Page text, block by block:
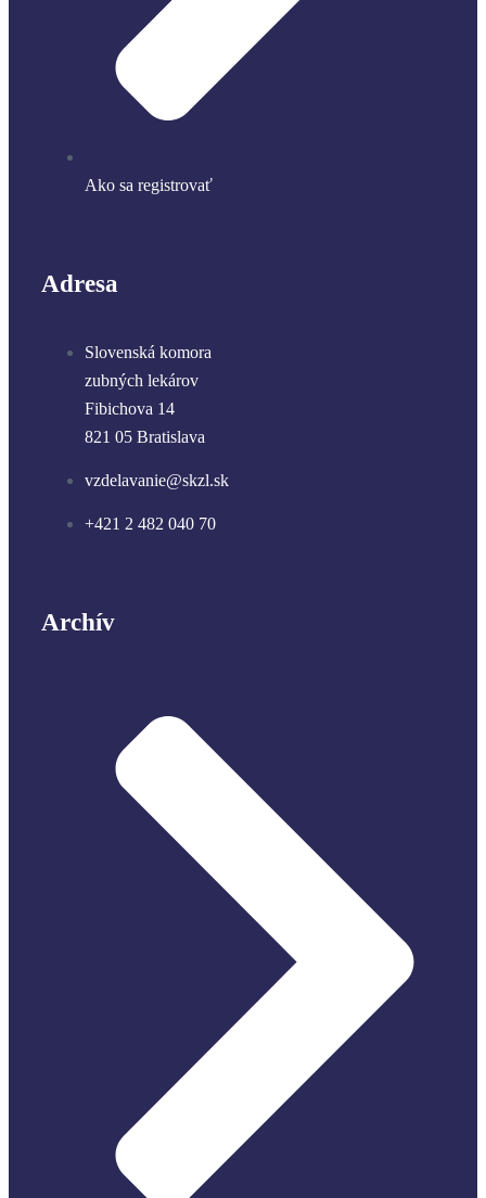
Ako sa registrovať
Adresa
Slovenská komora
zubných lekárov
Fibichova 14
821 05 Bratislava
vzdelavanie@skzl.sk
+421 2 482 040 70
Archív